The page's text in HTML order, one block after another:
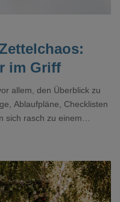
im Griff
allem, den Überblick zu
Ablaufpläne, Checklisten
sich rasch zu einem
kurz vor einem Event
Gefühl.